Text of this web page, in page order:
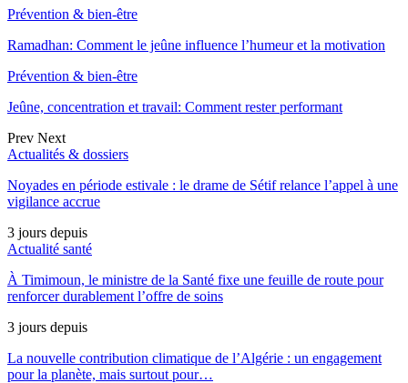
Prévention & bien-être
Ramadhan: Comment le jeûne influence l’humeur et la motivation
Prévention & bien-être
Jeûne, concentration et travail: Comment rester performant
Prev Next
Actualités & dossiers
Noyades en période estivale : le drame de Sétif relance l’appel à une
vigilance accrue
3 jours depuis
Actualité santé
À Timimoun, le ministre de la Santé fixe une feuille de route pour
renforcer durablement l’offre de soins
3 jours depuis
La nouvelle contribution climatique de l’Algérie : un engagement
pour la planète, mais surtout pour…